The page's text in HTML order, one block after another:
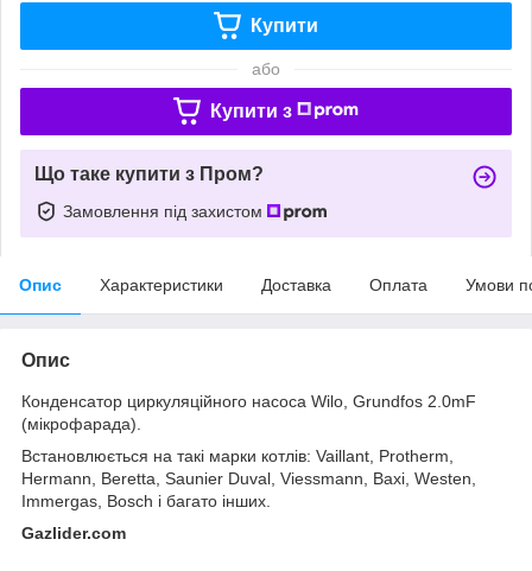
Купити
або
Купити з
Що таке купити з Пром?
Замовлення під захистом
Опис Характеристики Доставка Оплата Умови
Опис
Конденсатор циркуляційного насоса Wilo, Grundfos 2.0mF
(мікрофарада).
Встановлюється на такі марки котлів: Vaillant, Protherm,
Hermann, Beretta, Saunier Duval, Viessmann, Baxi, Westen,
Immergas, Bosch і багато інших.
Gazlider.com